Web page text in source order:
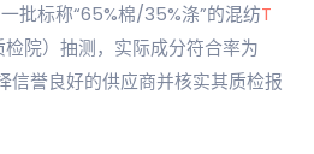
批标称“65%棉/35%涤”的混纺T
院）抽测，实际成分符合率为
信誉良好的供应商并核实其质检报